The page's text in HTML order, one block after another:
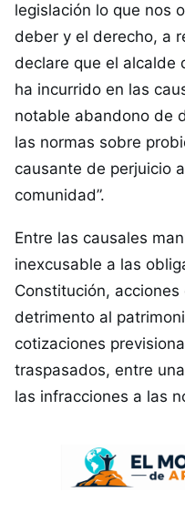
legislación lo que nos
deber y el derecho, a
declare que el alcalde
ha incurrido en las
notable abandono de
las normas sobre
causante de perjuicio
comunidad”.
Entre las causales
inexcusable a las
Constitución,
detrimento al
cotizaciones
traspasados, entre
las infracciones a las